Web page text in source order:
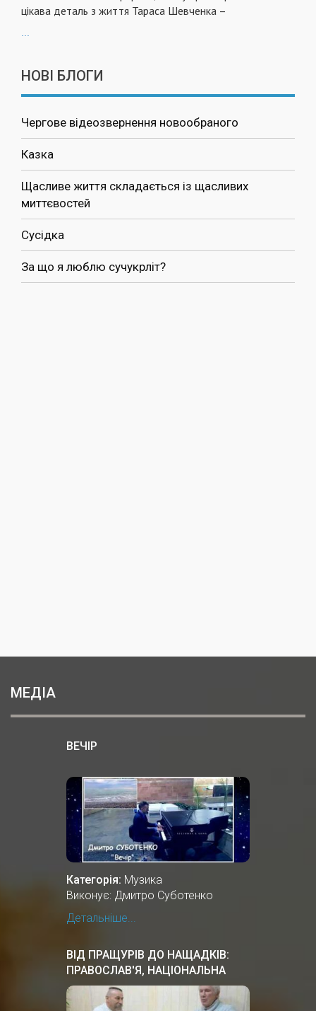
цікава деталь з життя Тараса Шевченка –
НОВІ БЛОГИ
Чергове відеозвернення новообраного
Казка
Щасливе життя складається із щасливих
миттєвостей
Сусідка
За що я люблю сучукрліт?
МЕДІА
ВЕЧІР
Категорія: Музика
Виконує: Дмитро Суботенко
Детальніше...
ВІД ПРАЩУРІВ ДО НАЩАДКІВ:
ПРАВОСЛАВ'Я, НАЦІОНАЛЬНА
КУЛЬТУРА ПРАУКРАЇНИ